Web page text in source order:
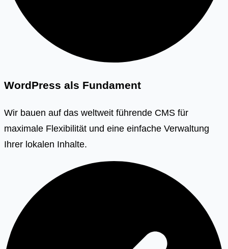
WordPress als Fundament
Wir bauen auf das weltweit führende CMS für
maximale Flexibilität und eine einfache Verwaltung
Ihrer lokalen Inhalte.